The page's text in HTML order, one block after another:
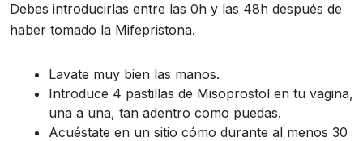
Debes introducirlas entre las 0h y las 48h después de
haber tomado la Mifepristona.
Lavate muy bien las manos.
Introduce 4 pastillas de Misoprostol en tu vagina,
una a una, tan adentro como puedas.
Acuéstate en un sitio cómo durante al menos 30